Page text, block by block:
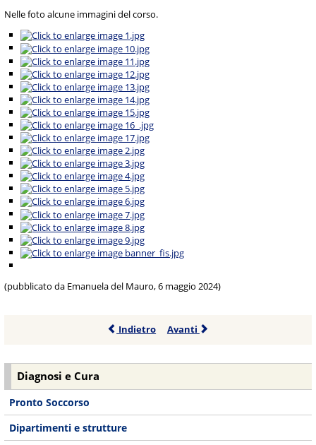
Nelle foto alcune immagini del corso.
(pubblicato da Emanuela del Mauro, 6 maggio 2024)
Indietro Avanti
Diagnosi e Cura
Pronto Soccorso
Dipartimenti e strutture